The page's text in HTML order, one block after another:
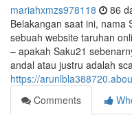
mariahxmzs978118 86
Belakangan saat ini, nama
sebuah website taruhan
– apakah Saku21
andal atau justru adalah
https://
Comments